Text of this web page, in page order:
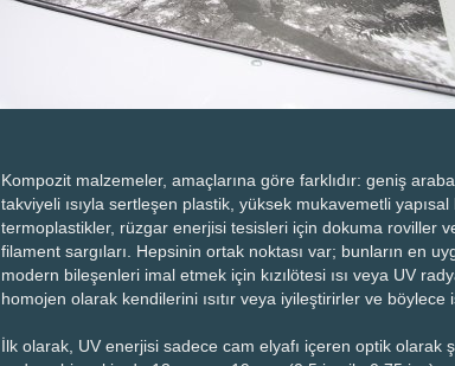
Kompozit malzemeler, amaçlarına göre farklıdır: geniş
takviyeli ısıyla sertleşen plastik, yüksek mukavemetli
termoplastikler, rüzgar enerjisi tesisleri için dokuma roviller
filament sargıları. Hepsinin ortak noktası var; bunların en
modern bileşenleri imal etmek için kızılötesi ısı veya UV
homojen olarak kendilerini ısıtır veya iyileştirirler ve böylece
İlk olarak, UV enerjisi sadece cam elyafı içeren optik olarak